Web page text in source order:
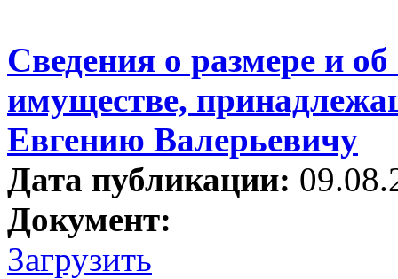
Сведения о размере и
имуществе,
Евгению Валерьевичу
Дата публикации:
Документ:
Загрузить